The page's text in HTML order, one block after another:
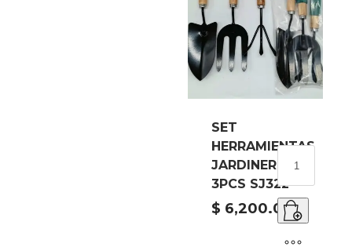
SET
HERRAMIENTAS
JARDINERIA
3PCS SJ322
$ 6,200.00
SET
JARDINERIA
3PCS
SJ322
cantidad